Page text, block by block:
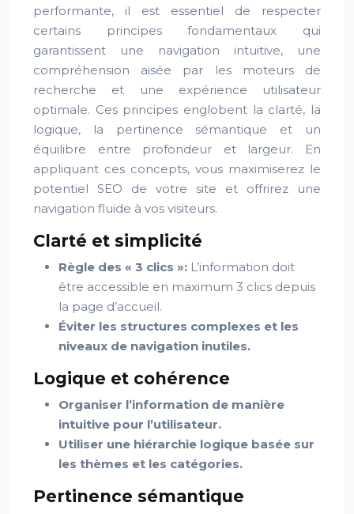
performante, il est essentiel de respecter
certains principes fondamentaux qui
garantissent une navigation intuitive, une
compréhension aisée par les moteurs de
recherche et une expérience utilisateur
optimale. Ces principes englobent la clarté, la
logique, la pertinence sémantique et un
équilibre entre profondeur et largeur. En
appliquant ces concepts, vous maximiserez le
potentiel SEO de votre site et offrirez une
navigation fluide à vos visiteurs.
Clarté et simplicité
Règle des « 3 clics »: L’information doit
être accessible en maximum 3 clics depuis
la page d’accueil.
Éviter les structures complexes et les
niveaux de navigation inutiles.
Logique et cohérence
Organiser l’information de manière
intuitive pour l’utilisateur.
Utiliser une hiérarchie logique basée sur
les thèmes et les catégories.
Pertinence sémantique